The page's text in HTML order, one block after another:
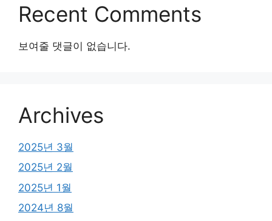
Recent Comments
보여줄 댓글이 없습니다.
Archives
2025년 3월
2025년 2월
2025년 1월
2024년 8월